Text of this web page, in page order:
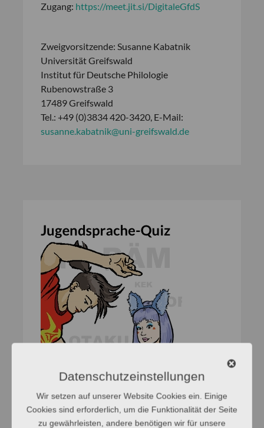
Zugang: https://meet.jit.si/DigitaleGfdS
Zweigvorsitzende: Susanne Kabatnik
Universität Greifswald
Institut für Deutsche Philologie
Rubenowstraße 3
17489 Greifswald
Tel.: +49 (0)3834 420-3420, E-Mail:
susanne.kabatnik@uni-greifswald.de
Datenschutzeinstellungen
Wir setzen auf unserer Website Cookies ein. Einige
Cookies sind erforderlich, um die Funktionalität der Seite
zu gewährleisten, andere benötigen wir für unsere